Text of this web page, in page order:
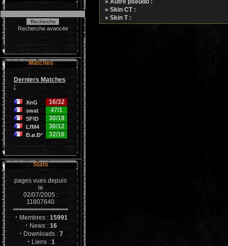
Recherche avancée
Matches
Derniers Matches
:
XnG 16/32
swat 47/1
SFID 30/18
LfM4 36/12
Ð.ø.Ð² 32/16
Stats
pages vues depuis
le
02/07/2005 :
11807640
· Membres : 15991
· News : 16
· Downloads : 7
· Liens : 1
» Autre pseudo :
» Skin CT :
» Skin T :